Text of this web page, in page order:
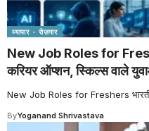
व्यापार - रोज़गार
New Job Roles for
करियर ऑप्शन, स्किल्स वाले
New Job Roles for Freshers
ByYoganand Shrivastava